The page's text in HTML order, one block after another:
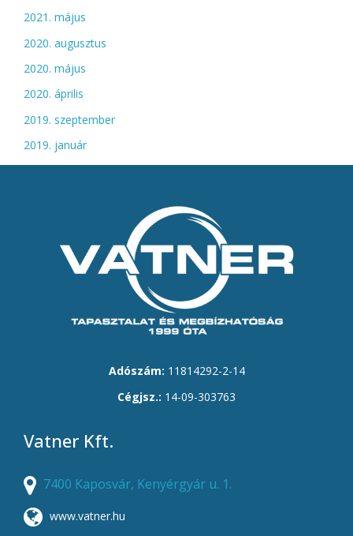
2021. május
2020. augusztus
2020. május
2020. április
2019. szeptember
2019. január
Adószám: 11814292-2-14
Cégjsz.: 14-09-303763
Vatner Kft.
7400 Kaposvár, Kenyérgyár u. 1.
www.vatner.hu